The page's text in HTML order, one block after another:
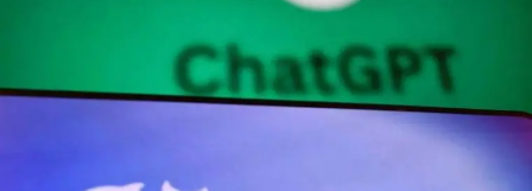
En Vivo
Descarga La APP
Noticias